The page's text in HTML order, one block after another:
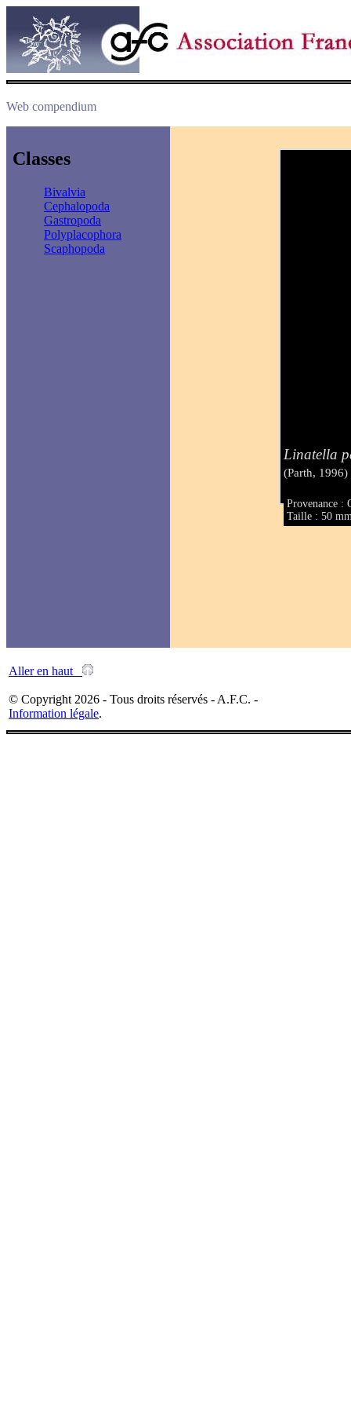
Web compendium
Classes
Bivalvia
Cephalopoda
Gastropoda
Polyplacophora
Scaphopoda
Linatella
(Parth, 1996)
Provenance :
Taille : 50
Aller en haut
© Copyright 2026 - Tous droits réservés - A.F.C. -
Information légale.